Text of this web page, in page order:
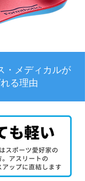
・メディカルが
る理由